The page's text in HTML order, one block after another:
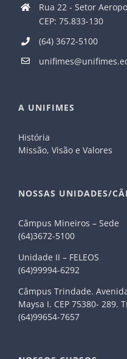
Rua 22 - Setor
CEP: 75.833-130
(64) 3672-5100
A UNIFIMES
História
Missão, Visão e Valores
NOSSAS UNIDADES/
Câmpus Mineiros – Sede
(64)3672-5100
Unidade II – FELEOS
(64)99994-6292
Câmpus Trindade.
Maysa I. CEP 75380- 289.
(64)99654-7657